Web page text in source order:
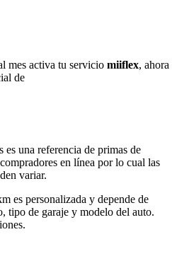
mes activa tu servicio miiflex, ahora
de
una referencia de primas de
en línea por lo cual las
variar.
es personalizada y depende de
tipo de garaje y modelo del auto.